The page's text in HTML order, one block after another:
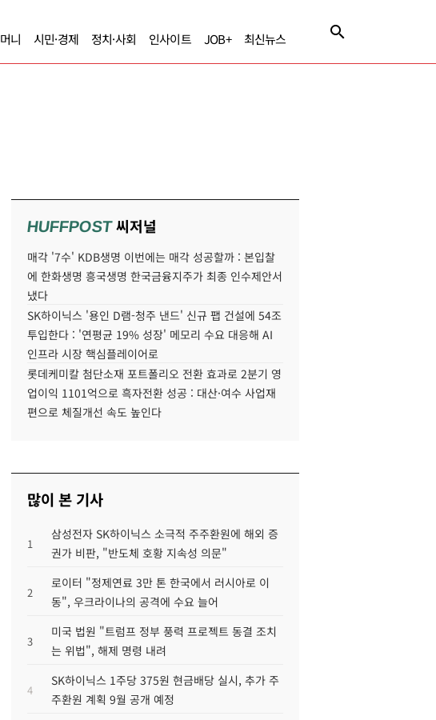
니 시민·경제 정치·사회 인사이트 JOB+ 최신뉴스
HUFFPOST씨저널
매각 '7수' KDB생명 이번에는 매각 성공할까 : 본입찰
에 한화생명 흥국생명 한국금융지주가 최종 인수제안서
냈다
SK하이닉스 '용인 D램-청주 낸드' 신규 팹 건설에 54조
투입한다 : '연평균 19% 성장' 메모리 수요 대응해 AI
인프라 시장 핵심플레이어로
롯데케미칼 첨단소재 포트폴리오 전환 효과로 2분기 영
업이익 1101억으로 흑자전환 성공 : 대산·여수 사업재
편으로 체질개선 속도 높인다
많이 본 기사
1
삼성전자 SK하이닉스 소극적 주주환원에 해외 증
권가 비판, "반도체 호황 지속성 의문"
2
로이터 "정제연료 3만 톤 한국에서 러시아로 이
동", 우크라이나의 공격에 수요 늘어
3
미국 법원 "트럼프 정부 풍력 프로젝트 동결 조치
는 위법", 해제 명령 내려
4
SK하이닉스 1주당 375원 현금배당 실시, 추가 주
주환원 계획 9월 공개 예정